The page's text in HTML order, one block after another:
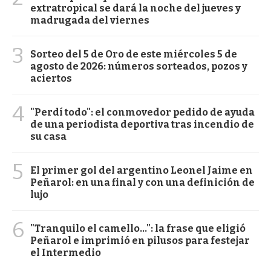
extratropical se dará la noche del jueves y
madrugada del viernes
3
Sorteo del 5 de Oro de este miércoles 5 de
agosto de 2026: números sorteados, pozos y
aciertos
4 "Perdí todo": el conmovedor pedido de ayuda
de una periodista deportiva tras incendio de
su casa
5
El primer gol del argentino Leonel Jaime en
Peñarol: en una final y con una definición de
lujo
6
"Tranquilo el camello...": la frase que eligió
Peñarol e imprimió en pilusos para festejar
el Intermedio